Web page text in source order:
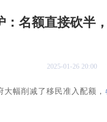
：名额直接砍半
2025-01-26 20:00
幅削减了移民准入配额，